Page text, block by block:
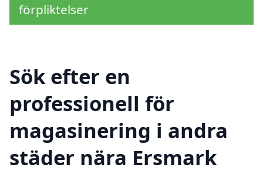
förpliktelser
Sök efter en
professionell för
magasinering i andra
städer nära Ersmark